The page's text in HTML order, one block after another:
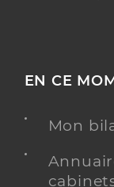
EN CE
Mon